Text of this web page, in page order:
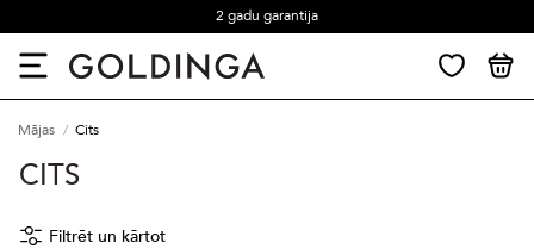
2 gadu garantija
Mājas Cits
CITS
Filtrēt un kārtot